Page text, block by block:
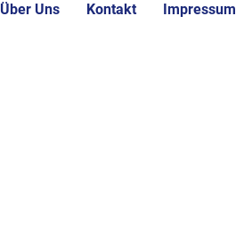
Über Uns Kontakt Impressum